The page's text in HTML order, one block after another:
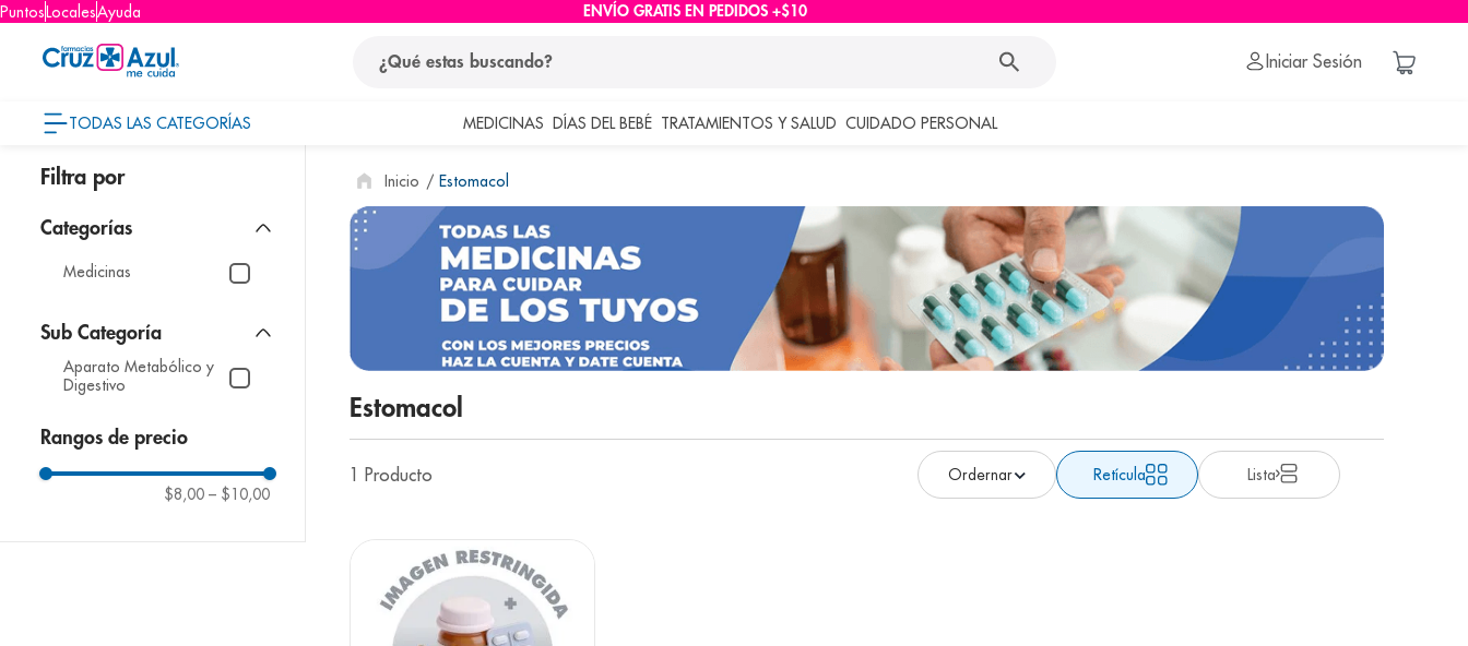
PuntosLocalesAyuda ENVÍO GRATIS EN PEDIDOS +$10
Iniciar Sesión
TODAS LAS CATEGORÍAS MEDICINAS DÍAS DEL BEBÉ TRATAMIENTOS Y SALUD CUIDADO PERSONAL
Medicinas
Aparato Metabólico y
Digestivo
Rangos de precio
$8,00 – $10,00
Estomacol
Estomacol
1 Producto Retícula Lista
términos más buscados
1. protector solar
pañales
3 eucerin
cerave
nivea
7. shampoo